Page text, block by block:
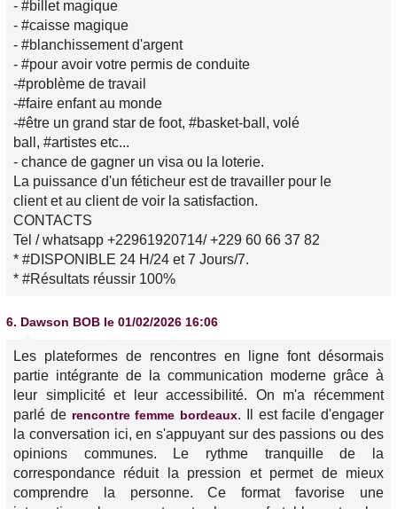
- #billet magique
- #caisse magique
- #blanchissement d'argent
- #pour avoir votre permis de conduite
-#problème de travail
-#faire enfant au monde
-#être un grand star de foot, #basket-ball, volé
ball, #artistes etc...
- chance de gagner un visa ou la loterie.
La puissance d'un féticheur est de travailler pour le
client et au client de voir la satisfaction.
CONTACTS
Tel / whatsapp +22961920714/ +229 60 66 37 82
* #DISPONIBLE 24 H/24 et 7 Jours/7.
* #Résultats réussir 100%
6. Dawson BOB le 01/02/2026 16:06
Les plateformes de rencontres en ligne font désormais
partie intégrante de la communication moderne grâce à
leur simplicité et leur accessibilité. On m'a récemment
parlé de rencontre femme bordeaux. Il est facile d'engager
la conversation ici, en s'appuyant sur des passions ou des
opinions communes. Le rythme tranquille de la
correspondance réduit la pression et permet de mieux
comprendre la personne. Ce format favorise une